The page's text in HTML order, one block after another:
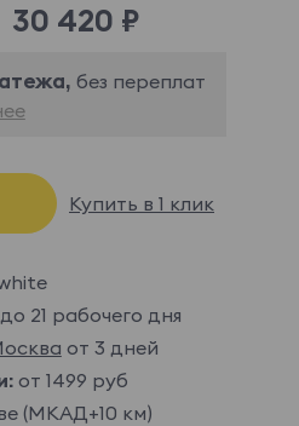
30 420 ₽
без переплат
Купить в 1 клик
21 рабочего дня
от 3 дней
от 1499 руб
(МКАД+10 км)